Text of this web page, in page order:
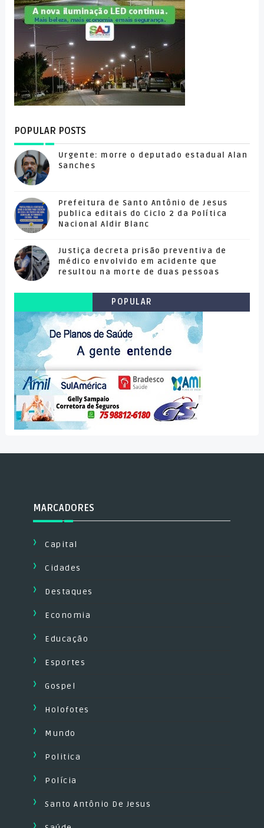
POPULAR POSTS
Urgente: morre o deputado estadual Alan
Sanches
Prefeitura de Santo Antônio de Jesus
publica editais do Ciclo 2 da Política
Nacional Aldir Blanc
Justiça decreta prisão preventiva de
médico envolvido em acidente que
resultou na morte de duas pessoas
POPULAR
MARCADORES
Capital
Cidades
Destaques
Economia
Educação
Esportes
Gospel
Holofotes
Mundo
Politica
Polícia
Santo Antônio De Jesus